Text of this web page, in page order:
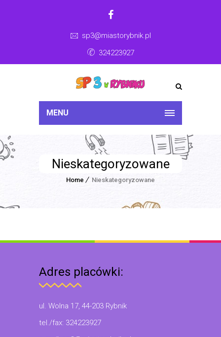
sp3@miastorybnik.pl
324223927
MENU
Nieskategoryzowane
Home Nieskategoryzowane
Adres placówki:
ul. Wolna 17, 44-203 Rybnik
tel./fax: 324223927